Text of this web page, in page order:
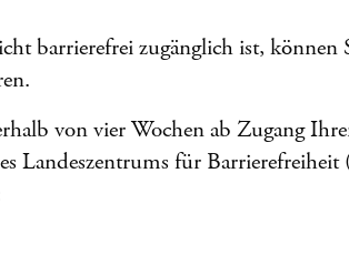
barrierefrei zugänglich ist, können
von vier Wochen ab Zugang
Landeszentrums für